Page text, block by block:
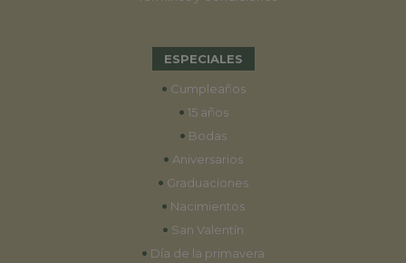
ESPECIALES
• Cumpleaños
• 15 años
• Bodas
• Aniversarios
• Graduaciones
• Nacimientos
• San Valentín
• Día de la primavera